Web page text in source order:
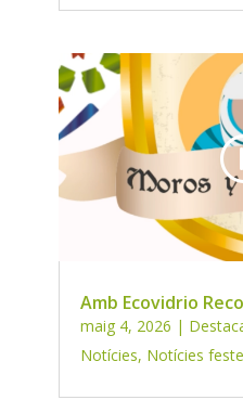
Reproductor
de
vídeo
Amb Ecovidrio
maig 4, 2026 |
Notícies, Notícies